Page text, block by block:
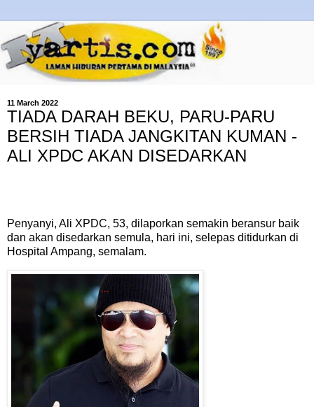
11 March 2022
TIADA DARAH BEKU, PARU-PARU
BERSIH TIADA JANGKITAN KUMAN -
ALI XPDC AKAN DISEDARKAN
Penyanyi, Ali XPDC, 53, dilaporkan semakin beransur baik
dan akan disedarkan semula, hari ini, selepas ditidurkan di
Hospital Ampang, semalam.